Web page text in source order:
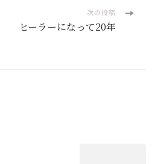
次の投稿
ヒーラーになって20年